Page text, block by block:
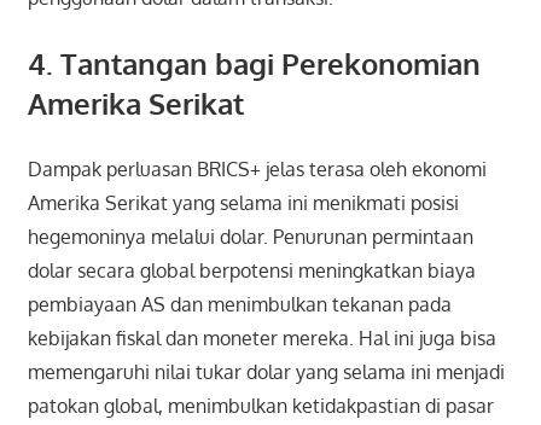
4. Tantangan bagi Perekonomian
Amerika Serikat
Dampak perluasan BRICS+ jelas terasa oleh ekonomi
Amerika Serikat yang selama ini menikmati posisi
hegemoninya melalui dolar. Penurunan permintaan
dolar secara global berpotensi meningkatkan biaya
pembiayaan AS dan menimbulkan tekanan pada
kebijakan fiskal dan moneter mereka. Hal ini juga bisa
memengaruhi nilai tukar dolar yang selama ini menjadi
patokan global, menimbulkan ketidakpastian di pasar